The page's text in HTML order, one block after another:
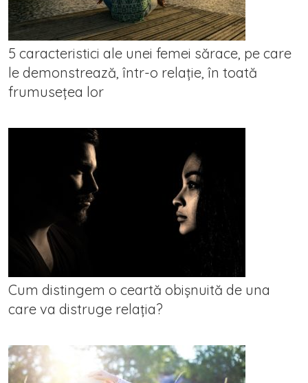
5 caracteristici ale unei femei sărace, pe care
le demonstrează, într-o relație, în toată
frumusețea lor
Cum distingem o ceartă obișnuită de una
care va distruge relația?